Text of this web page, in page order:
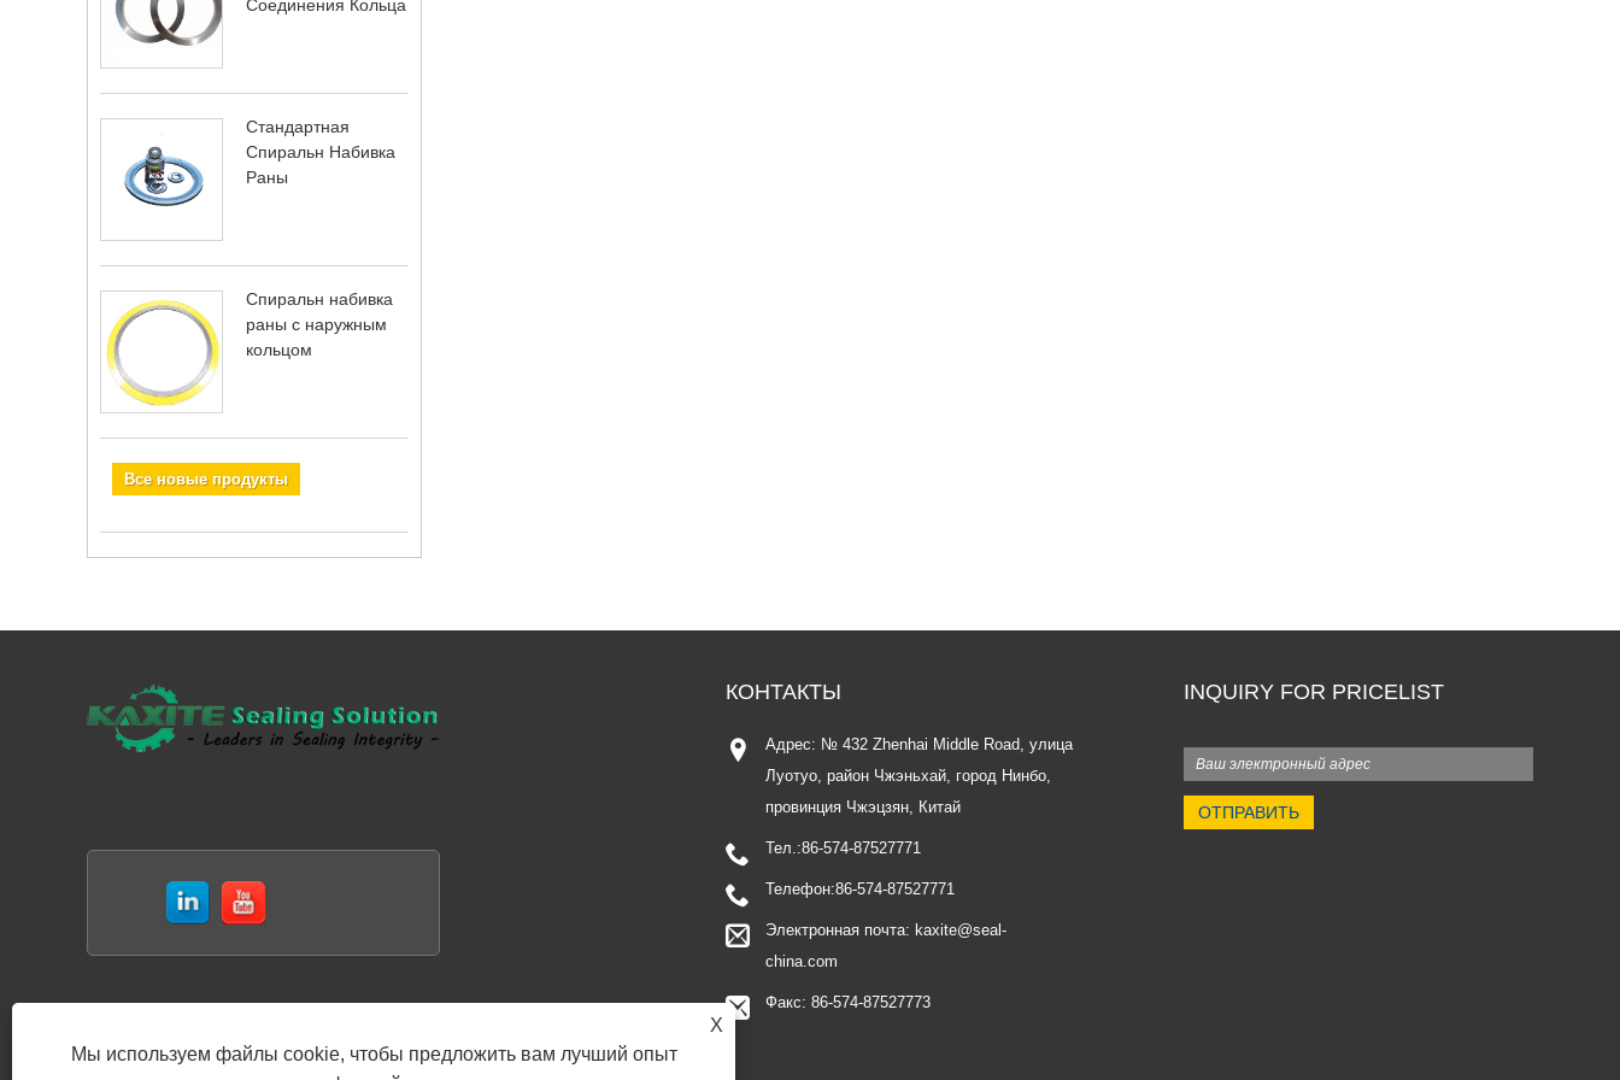
Соединения Кольца
Стандартная
Спиральн Набивка
Раны
Спиральн набивка
раны с наружным
кольцом
Все новые продукты
X
Мы используем файлы cookie, чтобы предложить вам лучший опыт
INQUIRY FOR PRICELIST
КОНТАКТЫ
Адрес: № 432 Zhenhai Middle Road, улица
Луотуо, район Чжэньхай, город Нинбо,
провинция Чжэцзян, Китай
Тел.:86-574-87527771
Телефон:86-574-87527771
Электронная почта: kaxite@seal-
china.com
Факс: 86-574-87527773